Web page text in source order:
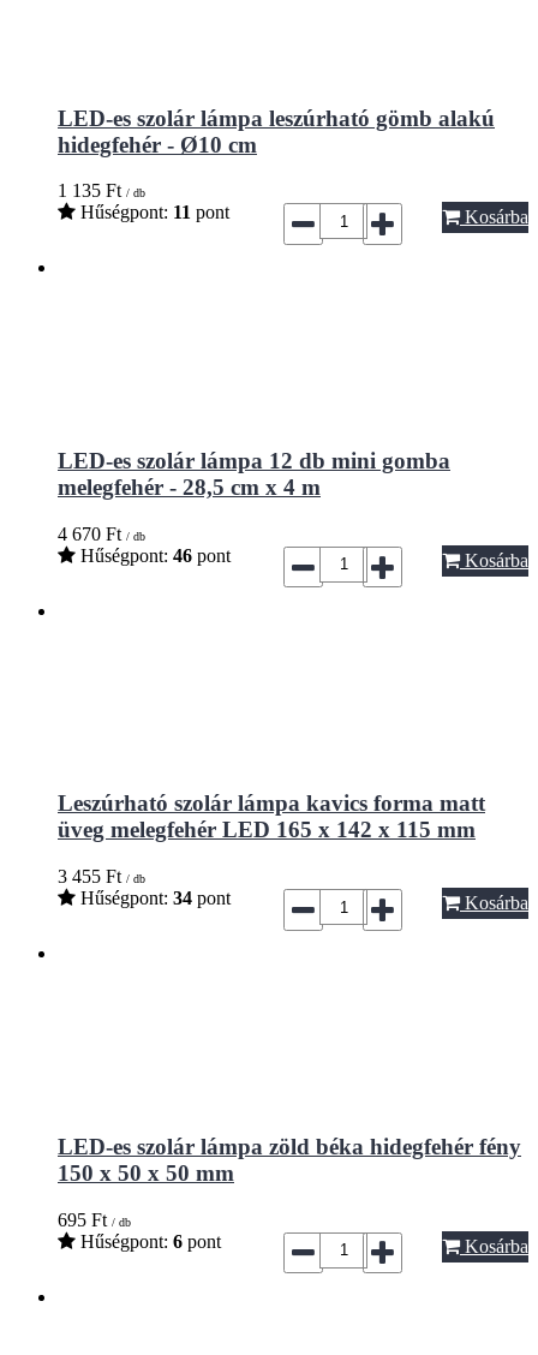
LED-es szolár lámpa leszúrható gömb alakú
hidegfehér - Ø10 cm
1 135 Ft / db
Hűségpont: 11 pont Kosárba
LED-es szolár lámpa 12 db mini gomba
melegfehér - 28,5 cm x 4 m
4 670 Ft / db
Hűségpont: 46 pont Kosárba
Leszúrható szolár lámpa kavics forma matt
üveg melegfehér LED 165 x 142 x 115 mm
3 455 Ft / db
Hűségpont: 34 pont Kosárba
LED-es szolár lámpa zöld béka hidegfehér fény
150 x 50 x 50 mm
695 Ft / db
Hűségpont: 6 pont Kosárba